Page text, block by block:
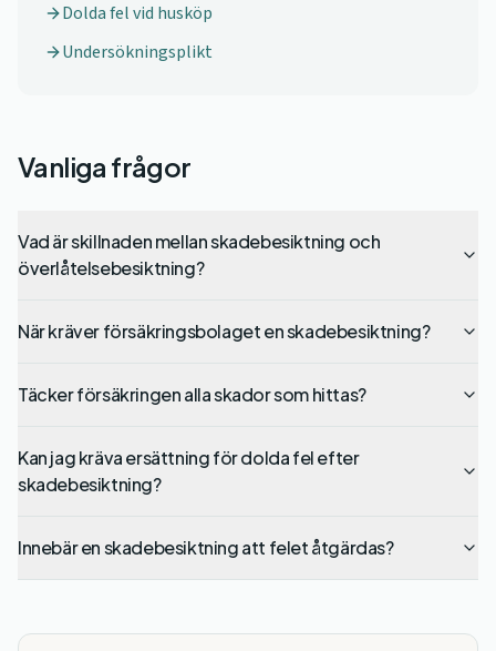
Dolda fel vid husköp
Undersökningsplikt
Vanliga frågor
Vad är skillnaden mellan skadebesiktning och
överlåtelsebesiktning?
När kräver försäkringsbolaget en skadebesiktning?
Täcker försäkringen alla skador som hittas?
Kan jag kräva ersättning för dolda fel efter
skadebesiktning?
Innebär en skadebesiktning att felet åtgärdas?